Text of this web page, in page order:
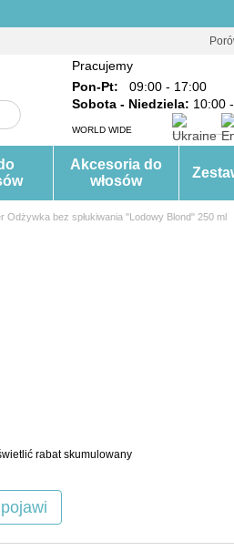
Pracujemy
Pon-Pt:
09:00 - 17:00
Sobota - Niedziela: 10:00
WORLD WIDE
Akcesoria do
włosów
Odżywka bez spłukiwania "Lodowy Blond" 250 ml
rabat skumulowany